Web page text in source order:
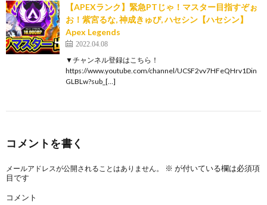
【APEXランク】緊急PTじゃ！マスター目指すぞぉ
お！紫宮るな, 神成きゅぴ, ハセシン【ハセシン】
Apex Legends
2022.04.08
▼チャンネル登録はこちら！
https://www.youtube.com/channel/UCSF2vv7HFeQHrv1Din
GLBLw?sub_[…]
コメントを書く
メールアドレスが公開されることはありません。 ※ が付いている欄は必須項
目です
コメント